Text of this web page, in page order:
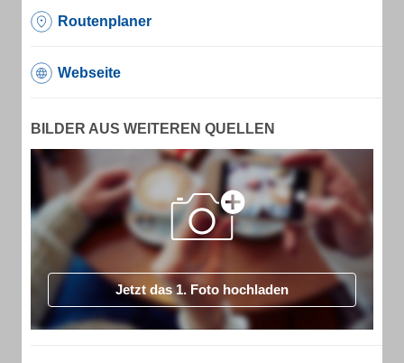
Routenplaner
Webseite
BILDER AUS WEITEREN QUELLEN
Jetzt das 1. Foto hochladen